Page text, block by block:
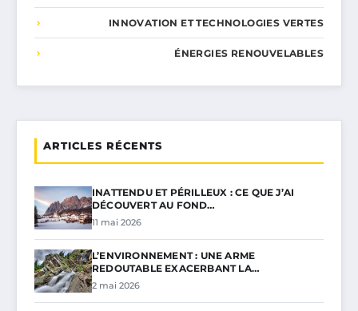
INNOVATION ET TECHNOLOGIES VERTES
ÉNERGIES RENOUVELABLES
ARTICLES RÉCENTS
INATTENDU ET PÉRILLEUX : CE QUE J’AI
DÉCOUVERT AU FOND…
11 mai 2026
L’ENVIRONNEMENT : UNE ARME
REDOUTABLE EXACERBANT LA…
2 mai 2026